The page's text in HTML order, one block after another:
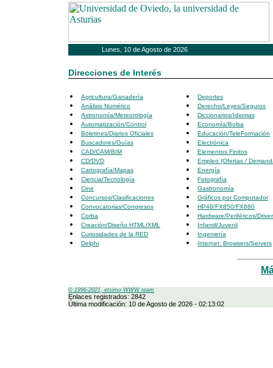
Lunes, 10 de Agosto de 2026
Direcciones de Interés
Agricultura/Ganadería
Análisis Numérico
Astronomía/Meteorología
Automatización/Control
Boletines/Diarios Oficiales
Buscadores/Guías
CAD/CAM/BIM
CD/DVD
Cartografía/Mapas
Ciencia/Tecnología
Cine
Concursos/Clasificaciones
Convocatorias/Congresos
Corba
Creación/Diseño HTML/XML
Curiosidades de la RED
Delphi
Deportes
Derecho/Leyes/Seguros
Diccionarios/Idiomas
Economía/Bolsa
Educación/TeleFormación
Electrónica
Elementos Finitos
Empleo (Ofertas /
Energía
Fotografía
Gastronomía
Gráficos por Computador
HP48/FX850/FX880
Hardware/Periféricos/
Infantil/Juvenil
Ingeniería
Internet: Browsers/Servers
© 1996-2021, etsimo WWW team
Enlaces registrados: 2842
Última modificación: 10 de Agosto de 2026 - 02:13:02